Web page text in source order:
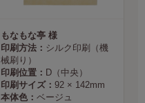
もなもな亭 様
印刷方法： シルク印刷（機
械刷り）
印刷位置： D（中央）
印刷サイズ： 92 × 142mm
本体色： ベージュ